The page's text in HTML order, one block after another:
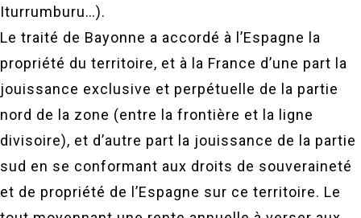
Iturrumburu…).
Le traité de Bayonne a accordé à l’Espagne la
propriété du territoire, et à la France d’une part la
jouissance exclusive et perpétuelle de la partie
nord de la zone (entre la frontière et la ligne
divisoire), et d’autre part la jouissance de la partie
sud en se conformant aux droits de souveraineté
et de propriété de l’Espagne sur ce territoire. Le